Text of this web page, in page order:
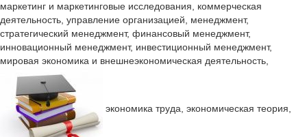
маркетинг и маркетинговые исследования, коммерческая
деятельность, управление организацией, менеджмент,
стратегический менеджмент, финансовый менеджмент,
инновационный менеджмент, инвестиционный менеджмент,
мировая экономика и внешнеэкономическая деятельность,
экономика труда, экономическая теория,